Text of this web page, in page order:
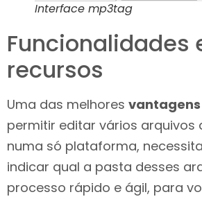
Interface mp3tag
Funcionalidades
recursos
Uma das melhores
permitir editar vários arquivos
numa só plataforma,
indicar qual a pasta desses
processo rápido e ágil, para